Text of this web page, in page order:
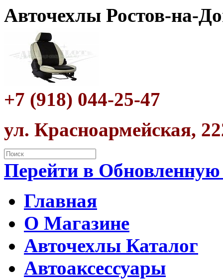
Авточехлы Ростов-на-
+7 (918) 044-25-47
ул. Красноармейская,
Перейти в
Главная
О Магазине
Авточехлы Каталог
Автоаксессуары